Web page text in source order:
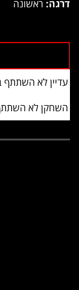
דרגה: ראשונה
עדיין לא
השחקן לא השתתף